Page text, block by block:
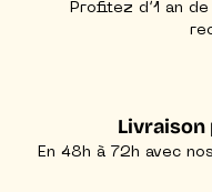
Profitez d’1 an
Livraison
En 48h à 72h avec